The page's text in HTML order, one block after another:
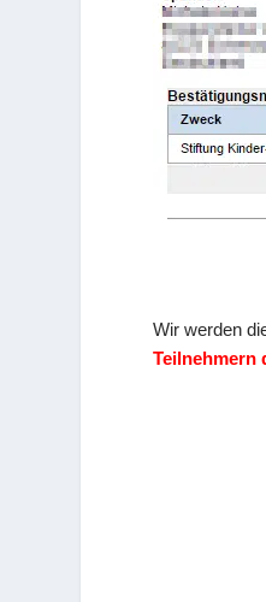
Wir werden
Teilnehmern